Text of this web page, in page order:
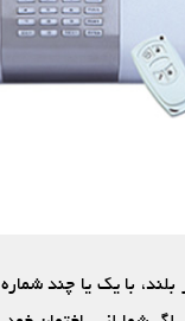
با یک یا چند